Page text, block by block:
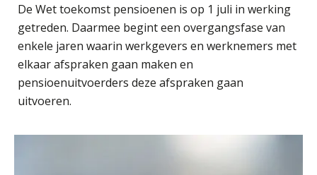
De Wet toekomst pensioenen is op 1 juli in werking
getreden. Daarmee begint een overgangsfase van
enkele jaren waarin werkgevers en werknemers met
elkaar afspraken gaan maken en
pensioenuitvoerders deze afspraken gaan
uitvoeren.